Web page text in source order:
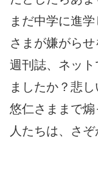
まだ中学に進
さまが嫌がらせ
週刊誌、ネッ
ましたか？悲
悠仁さままで
人たちは、さぞ